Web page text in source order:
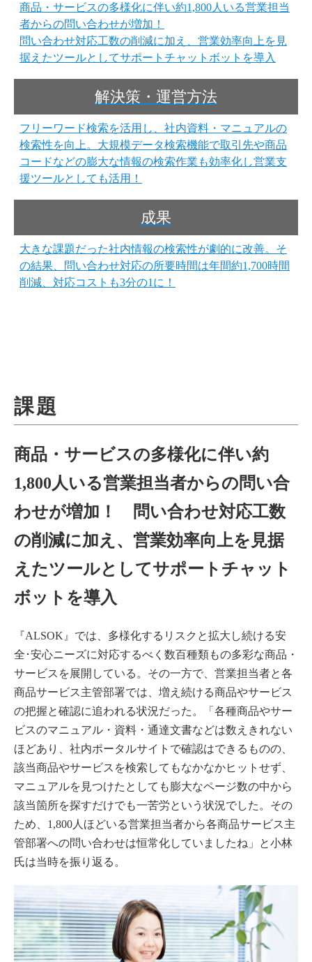
商品・サービスの多様化に伴い約1,800人いる営業担当
者からの問い合わせが増加！
問い合わせ対応工数の削減に加え、営業効率向上を見
据えたツールとしてサポートチャットボットを導入
解決策・運営方法
フリーワード検索を活用し、社内資料・マニュアルの
検索性を向上。大規模データ検索機能で取引先や商品
コードなどの膨大な情報の検索作業も効率化し営業支
援ツールとしても活用！
成果
大きな課題だった社内情報の検索性が劇的に改善。そ
の結果、問い合わせ対応の所要時間は年間約1,700時間
削減、対応コストも3分の1に！
課題
商品・サービスの多様化に伴い約
1,800人いる営業担当者からの問い合
わせが増加！ 問い合わせ対応工数
の削減に加え、営業効率向上を見据
えたツールとしてサポートチャット
ボットを導入
『ALSOK』では、多様化するリスクと拡大し続ける安
全･安心ニーズに対応するべく数百種類もの多彩な商品・
サービスを展開している。その一方で、営業担当者と各
商品サービス主管部署では、増え続ける商品やサービス
の把握と確認に追われる状況だった。「各種商品やサー
ビスのマニュアル・資料・通達文書などは数えきれない
ほどあり、社内ポータルサイトで確認はできるものの、
該当商品やサービスを検索してもなかなかヒットせず、
マニュアルを見つけたとしても膨大なページ数の中から
該当箇所を探すだけでも一苦労という状況でした。その
ため、1,800人ほどいる営業担当者から各商品サービス主
管部署への問い合わせは恒常化していましたね」と小林
氏は当時を振り返る。